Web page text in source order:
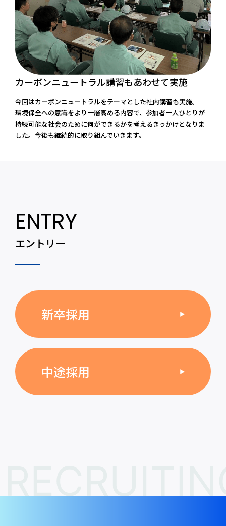
カーボンニュートラル講習もあわせて実施
今回はカーボンニュートラルをテーマとした社内講習も実施。
環境保全への意識をより一層高める内容で、参加者一人ひとりが
持続可能な社会のために何ができるかを考えるきっかけとなりま
した。今後も継続的に取り組んでいきます。
ENTRY
エントリー
新卒採用
中途採用